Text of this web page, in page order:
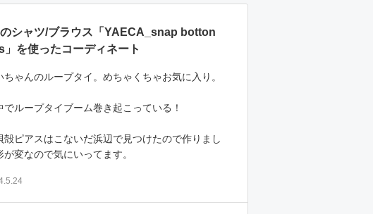
シャツ/ブラウス「YAECA_snap botton
を使ったコーディネート
ちゃんのループタイ。めちゃくちゃお気に入り。
でループタイブーム巻き起こっている！
殻ピアスはこないだ浜辺で見つけたので作りまし
が変なので気にいってます。